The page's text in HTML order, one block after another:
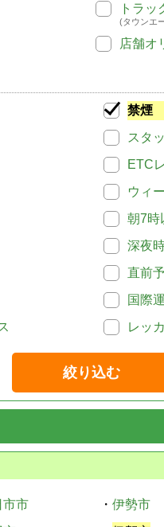
トラッ
(タウンエ
店舗オ
禁煙
スタ
ETC
ウィ
朝7時
深夜
直前
国際
レッ
絞り込む
市市 ・ 伊勢市